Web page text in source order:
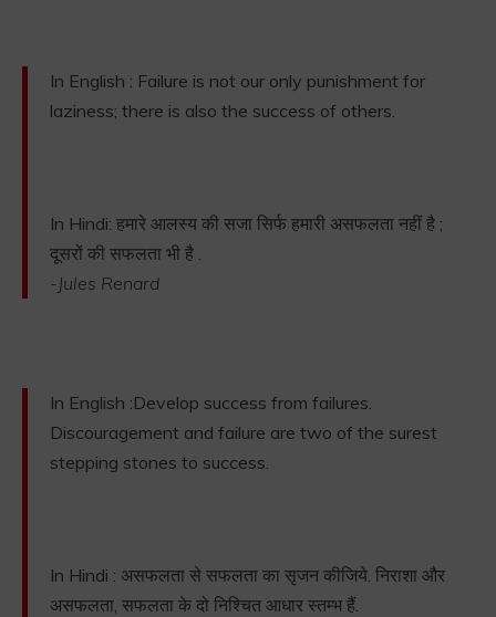
In English : Failure is not our only punishment for
laziness; there is also the success of others.
In Hindi: हमारे आलस्य की सजा सिर्फ हमारी असफलता नहीं है ;
दूसरों की सफलता भी है .
-Jules Renard
In English :Develop success from failures.
Discouragement and failure are two of the surest
stepping stones to success.
In Hindi : असफलता से सफलता का सृजन कीजिये. निराशा और
असफलता, सफलता के दो निश्चित आधार स्तम्भ हैं.